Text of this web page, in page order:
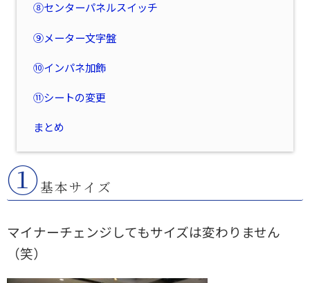
⑧センターパネルスイッチ
⑨メーター文字盤
⑩インパネ加飾
⑪シートの変更
まとめ
①基本サイズ
マイナーチェンジしてもサイズは変わりません
（笑）